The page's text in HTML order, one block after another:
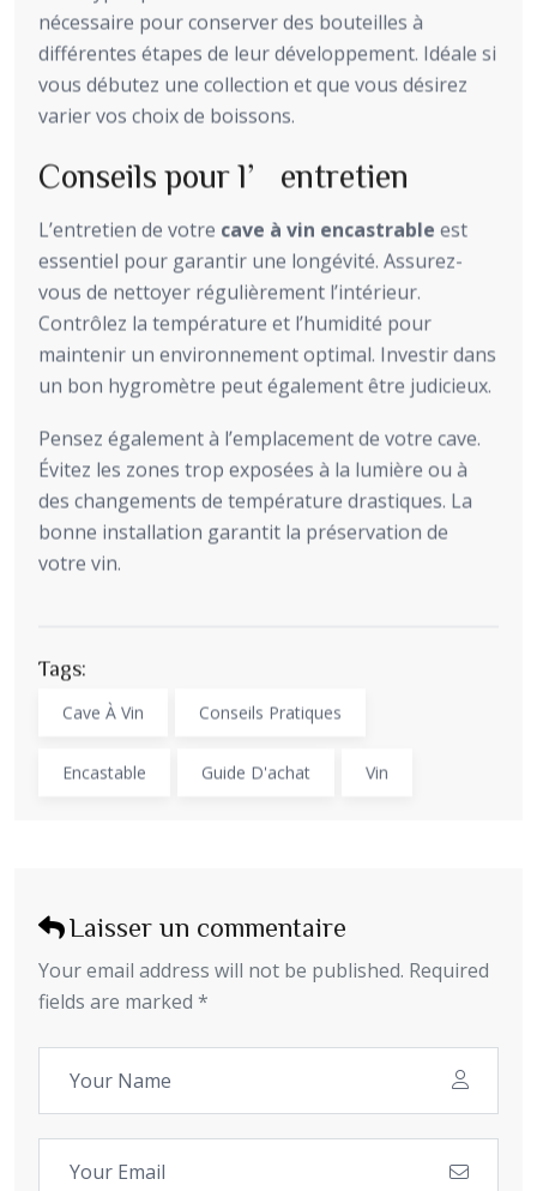
nécessaire pour conserver des bouteilles à
différentes étapes de leur développement. Idéale si
vous débutez une collection et que vous désirez
varier vos choix de boissons.
Conseils pour l’entretien
L’entretien de votre cave à vin encastrable est
essentiel pour garantir une longévité. Assurez-
vous de nettoyer régulièrement l’intérieur.
Contrôlez la température et l’humidité pour
maintenir un environnement optimal. Investir dans
un bon hygromètre peut également être judicieux.
Pensez également à l’emplacement de votre cave.
Évitez les zones trop exposées à la lumière ou à
des changements de température drastiques. La
bonne installation garantit la préservation de
votre vin.
Tags:
Cave À Vin Conseils Pratiques
Encastable Guide D'achat Vin
Laisser un commentaire
Your email address will not be published. Required
fields are marked *